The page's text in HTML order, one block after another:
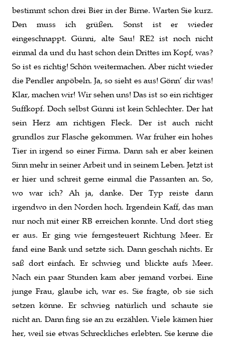
bestimmt schon drei Bier in der Birne. Warten Sie kurz.
Den muss ich grüßen. Sonst ist er wieder
eingeschnappt. Günni, alte Sau! RE2 ist noch nicht
einmal da und du hast schon dein Drittes im Kopf, was?
So ist es richtig! Schön weitermachen. Aber nicht wieder
die Pendler anpöbeln. Ja, so sieht es aus! Gönn‘ dir was!
Klar, machen wir! Wir sehen uns! Das ist so ein richtiger
Suffkopf. Doch selbst Günni ist kein Schlechter. Der hat
sein Herz am richtigen Fleck. Der ist auch nicht
grundlos zur Flasche gekommen. War früher ein hohes
Tier in irgend so einer Firma. Dann sah er aber keinen
Sinn mehr in seiner Arbeit und in seinem Leben. Jetzt ist
er hier und schreit gerne einmal die Passanten an. So,
wo war ich? Ah ja, danke. Der Typ reiste dann
irgendwo in den Norden hoch. Irgendein Kaff, das man
nur noch mit einer RB erreichen konnte. Und dort stieg
er aus. Er ging wie ferngesteuert Richtung Meer. Er
fand eine Bank und setzte sich. Dann geschah nichts. Er
saß dort einfach. Er schwieg und blickte aufs Meer.
Nach ein paar Stunden kam aber jemand vorbei. Eine
junge Frau, glaube ich, war es. Sie fragte, ob sie sich
setzen könne. Er schwieg natürlich und schaute sie
nicht an. Dann fing sie an zu erzählen. Viele kämen hier
her, weil sie etwas Schreckliches erlebten. Sie kenne die